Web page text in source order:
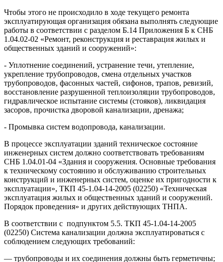
Чтобы этого не происходило в ходе текущего ремонта
эксплуатирующая организация обязана выполнять следующие
работы в соответствии с разделом Б.14 Приложения Б к СНБ
1.04.02-02 «Ремонт, реконструкция и реставрация жилых и
общественных зданий и сооружений»:
- Уплотнение соединений, устранение течи, утепление,
укрепление трубопроводов, смена отдельных участков
трубопроводов, фасонных частей, сифонов, трапов, ревизий,
восстановление разрушенной теплоизоляции трубопроводов,
гидравлическое испытание системы (стояков), ликвидация
засоров, прочистка дворовой канализации, дренажа;
- Промывка систем водопровода, канализации.
В процессе эксплуатации зданий техническое состояние
инженерных систем должно соответствовать требованиям
СНБ 1.04.01-04 «Здания и сооружения. Основные требования
к техническому состоянию и обслуживанию строительных
конструкций и инженерных систем, оценке их пригодности к
эксплуатации», ТКП 45-1.04-14-2005 (02250) «Техническая
эксплуатация жилых и общественных зданий и сооружений.
Порядок проведения» и других действующих ТНПА.
В соответствии с подпунктом 5.5. ТКП 45-1.04-14-2005
(02250) Система канализации должна эксплуатироваться с
соблюдением следующих требований:
— трубопроводы и их соединения должны быть герметичны;